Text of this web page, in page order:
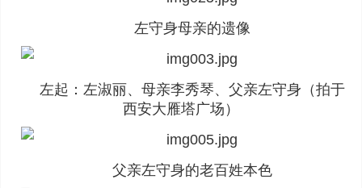
左守身母亲的遗像
左起：左淑丽、母亲李秀琴、父亲左守身（拍于
西安大雁塔广场）
父亲左守身的老百姓本色